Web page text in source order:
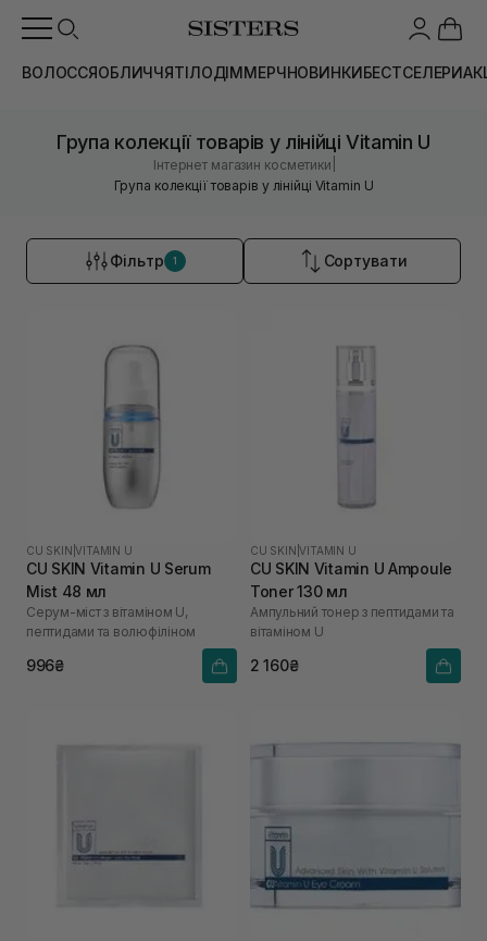
ВОЛОССЯОБЛИЧЧЯТІЛОДІММЕРЧНОВИНКИБЕСТСЕЛЕРИ
Група колекції товарів у лінійці Vitamin U
Інтернет магазин косметики
Група колекції товарів у лінійці Vitamin U
Фільтр 1 Сортувати
CU SKIN |VITAMIN U
CU SKIN Vitamin U Serum
Mist 48 мл
Серум-міст з вітаміном U,
пептидами та волюфіліном
996₴
CU SKIN |VITAMIN U
CU SKIN Vitamin U Ampoule
Toner 130 мл
Ампульний тонер з пептидами та
вітаміном U
2 160₴